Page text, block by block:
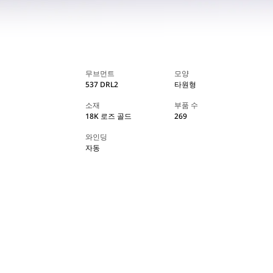
무브먼트
537 DRL2
모양
타원형
소재
18K 로즈 골드
부품 수
269
와인딩
자동